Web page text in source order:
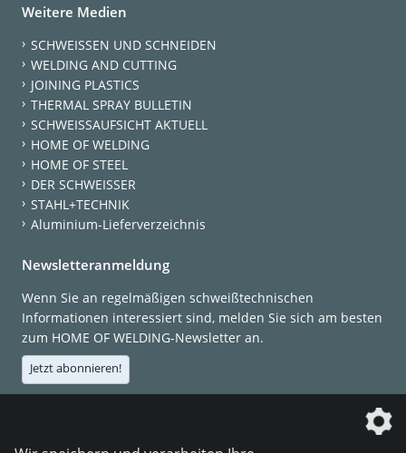
Weitere Medien
SCHWEISSEN UND SCHNEIDEN
WELDING AND CUTTING
JOINING PLASTICS
THERMAL SPRAY BULLETIN
SCHWEISSAUFSICHT AKTUELL
HOME OF WELDING
HOME OF STEEL
DER SCHWEISSER
STAHL+TECHNIK
Aluminium-Lieferverzeichnis
Newsletteranmeldung
Wenn Sie an regelmäßigen schweißtechnischen
Informationen interessiert sind, melden Sie sich am besten
zum HOME OF WELDING-Newsletter an.
Jetzt abonnieren!
Die DVS Media GmbH ist ein Unternehmen der